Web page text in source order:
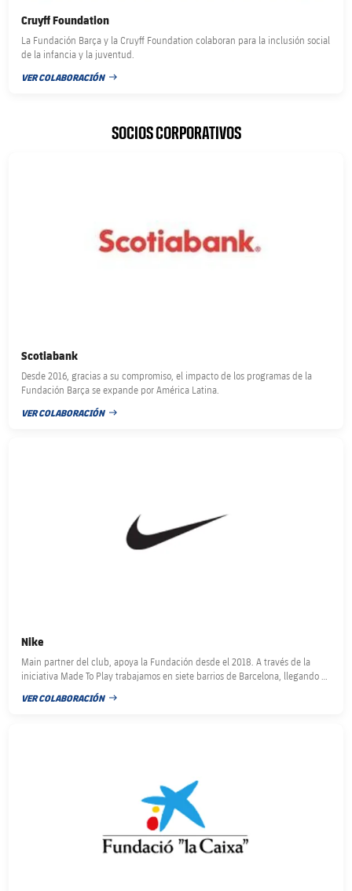
Cruyff Foundation
La Fundación Barça y la Cruyff Foundation colaboran para la inclusión social
de la infancia y la juventud.
VER COLABORACIÓN
FECHA DE PUBLICACIÓN
SOCIOS CORPORATIVOS
Scotiabank
Desde 2016, gracias a su compromiso, el impacto de los programas de la
Fundación Barça se expande por América Latina.
VER COLABORACIÓN
FECHA DE PUBLICACIÓN
Nike
Main partner del club, apoya la Fundación desde el 2018. A través de la
iniciativa Made To Play trabajamos en siete barrios de Barcelona, llegando a
VER COLABORACIÓN
FECHA DE PUBLICACIÓN